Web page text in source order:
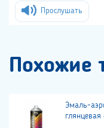
Прослушать
Похожие
Эмаль-
глянцевая